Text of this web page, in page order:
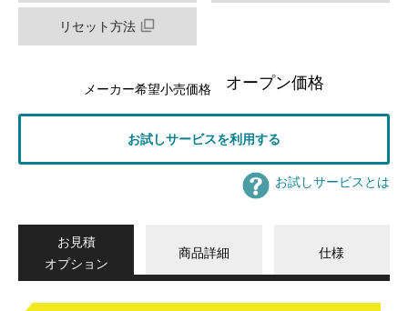
リセット方法
メーカー希望小売価格 オープン価格
お試しサービスを利用する
お試しサービスとは
お見積
オプション
商品詳細 仕様